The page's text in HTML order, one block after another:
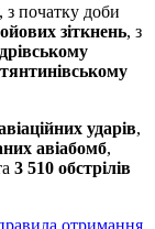
, з початку доби
зіткнень, з
ударів,
авіабомб,
3 510 обстрілів
отримання